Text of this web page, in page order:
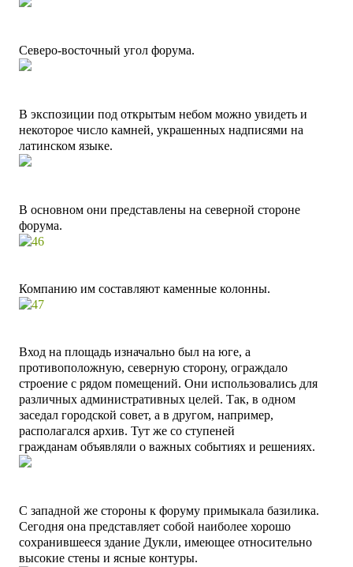
Северо-восточный угол форума.
В экспозиции под открытым небом можно увидеть и
некоторое число камней, украшенных надписями на
латинском языке.
В основном они представлены на северной стороне
форума.
Компанию им составляют каменные колонны.
Вход на площадь изначально был на юге, а
противоположную, северную сторону, ограждало
строение с рядом помещений. Они использовались для
различных административных целей. Так, в одном
заседал городской совет, а в другом, например,
располагался архив. Тут же со ступеней
гражданам объявляли о важных событиях и решениях.
С западной же стороны к форуму примыкала базилика.
Сегодня она представляет собой наиболее хорошо
сохранившееся здание Дукли, имеющее относительно
высокие стены и ясные контуры.